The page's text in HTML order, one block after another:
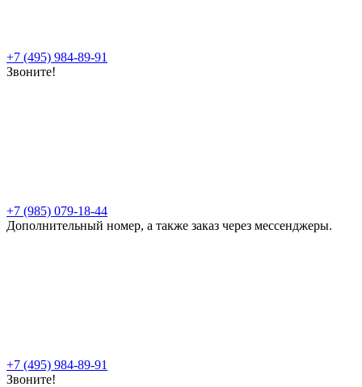
+7 (495) 984-89-91
Звоните!
+7 (985) 079-18-44
Дополнительный номер, а также заказ через мессенджеры.
+7 (495) 984-89-91
Звоните!